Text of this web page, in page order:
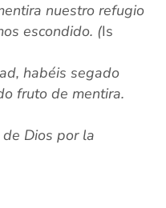
nuestro refugio
escondido. (Is
habéis segado
fruto de mentira.
Dios por la